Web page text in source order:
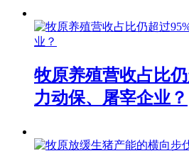
牧原养殖营收占比
力动保、屠宰企业？